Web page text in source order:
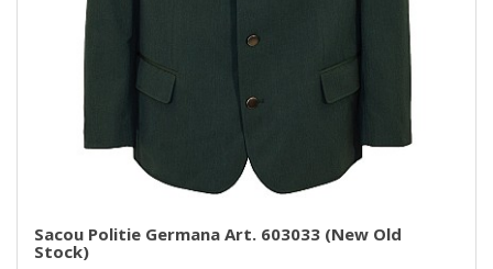
Sacou Politie Germana Art. 603033 (new Old
Stock)